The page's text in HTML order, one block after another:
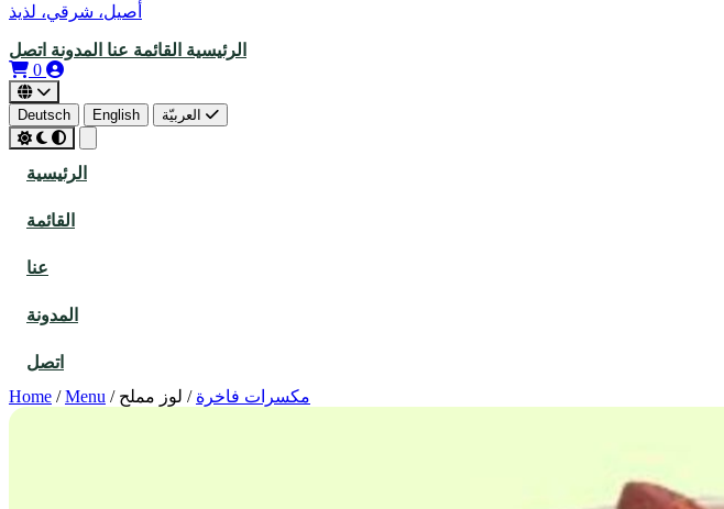
أصيل، شرقي، لذيذ
الرئيسية القائمة عنا المدونة اتصل
0
Deutsch English
الرئيسية
القائمة
عنا
المدونة
اتصل
Home / Menu / مكسرات فاخرة / لوز مملح